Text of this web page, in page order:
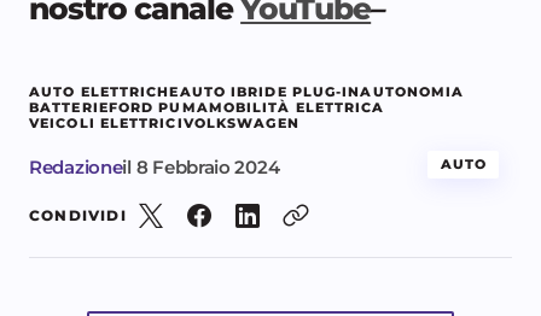
nostro canaleYouTube–
AUTO ELETTRICHEAUTO IBRIDE PLUG-INAUTONOMIA
BATTERIEFORD PUMAMOBILITÀ ELETTRICA
VEICOLI ELETTRICIVOLKSWAGEN
Redazioneil 8 Febbraio 2024 AUTO
CONDIVIDI